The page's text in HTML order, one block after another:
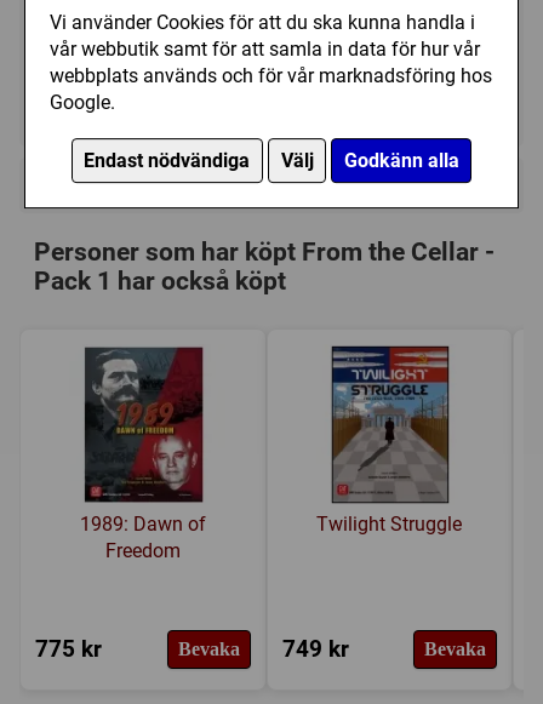
Vi använder Cookies för att du ska kunna handla i
vår webbutik samt för att samla in data för hur vår
webbplats används och för vår marknadsföring hos
Google.
Endast nödvändiga Välj Godkänn alla
215 kr Utgått
Ej tillgänglig
Övrig information
Serie: Advanced Squad Leader (ASL)
Andra världskriget (1939-1945)
Tillverkare: Le Franc Tireur
Länkar: Tillverkarens hemsida
BoardGameGeek
Försälj. rank:8974/18139
Personer som har köpt From the Cellar -
Pack 1 har också köpt
1989: Dawn of
Freedom
775 kr Bevaka
Twilight Struggle
749 kr Bevaka